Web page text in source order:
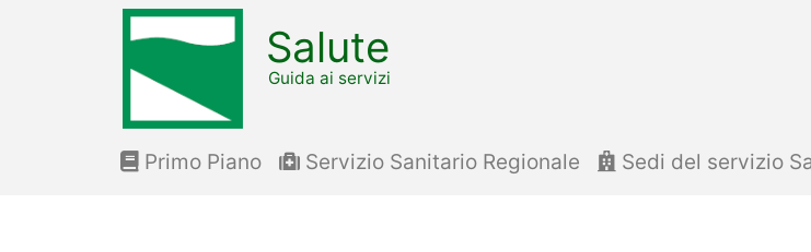
Salute
Guida ai servizi
Primo Piano Servizio Sanitario Regionale Sedi del servizio